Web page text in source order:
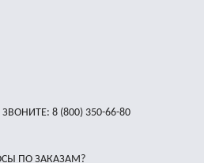
ЗВОНИТЕ: 8 (800) 350-66-80
ПО ЗАКАЗАМ?